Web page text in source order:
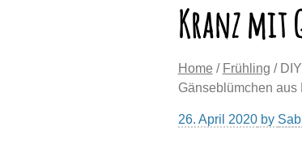
Kranz mit
Home / Frühling /
Gänseblümchen aus
26. April 2020by